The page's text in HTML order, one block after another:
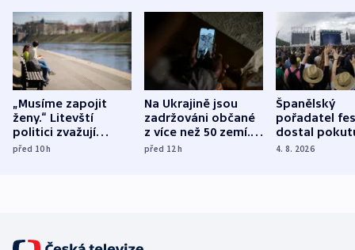
„Musíme zapojit
ženy.“ Litevští
politici zvažují
dohodu o
před 10h
Na Ukrajině jsou
zadržováni občané
z více než 50 zemí.
Bojovali na straně
před 12h
Španělský
pořadatel
dostal
nekalé
4. 8. 2026